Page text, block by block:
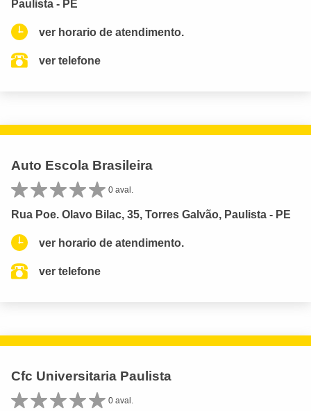
Paulista - PE
ver horario de atendimento.
ver telefone
Auto Escola Brasileira
0 aval.
Rua Poe. Olavo Bilac, 35, Torres Galvão, Paulista - PE
ver horario de atendimento.
ver telefone
Cfc Universitaria Paulista
0 aval.